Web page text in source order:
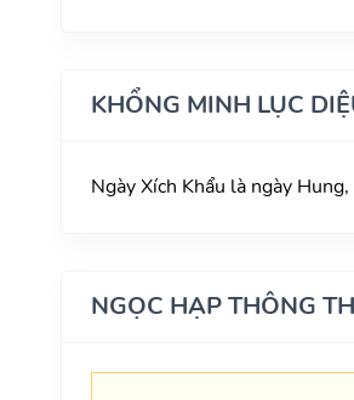
KHỔNG MINH LỤC
Ngày Xích Khẩu là ngày
NGỌC HẠP THÔNG